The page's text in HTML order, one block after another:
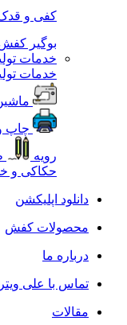
کفی و
بوگیر
خدمات
خدمات
چاپ
رویه
حکاکی و
دانلود اپلیکشن
محصولات کفش
درباره ما
تماس با علی
مقالات